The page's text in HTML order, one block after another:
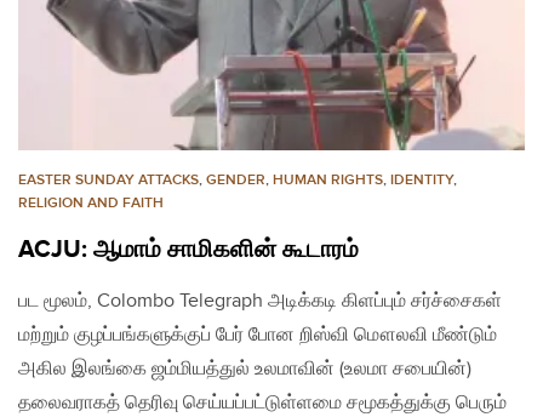
EASTER SUNDAY ATTACKS, GENDER, HUMAN RIGHTS, IDENTITY,
RELIGION AND FAITH
ACJU: ஆமாம் சாமிகளின் கூடாரம்
பட மூலம், Colombo Telegraph அடிக்கடி கிளப்பும் சர்ச்சைகள்
மற்றும் குழப்பங்களுக்குப் பேர் போன றிஸ்வி மௌலவி மீண்டும்
அகில இலங்கை ஜம்மியத்துல் உலமாவின் (உலமா சபையின்)
தலைவராகத் தெரிவு செய்யப்பட்டுள்ளமை சமூகத்துக்கு பெரும்